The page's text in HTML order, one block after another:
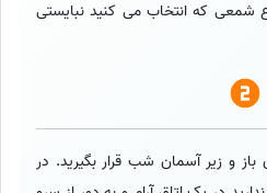
شمعی که انتخاب می کنید نبایستی
و زیر آسمان شب قرار بگیرید. در